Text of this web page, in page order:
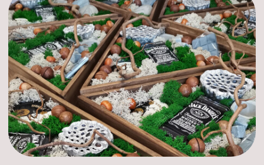
АНАСТАСИЯ
От лица Компании хочу выразить Вам
огромную благодарность за
восторге, все оценили люлечку и зайку
с малышом! Мне сказали, что я мастер
незабываемых сюрпризов. Спасибо
вам!
Смотреть скриншот